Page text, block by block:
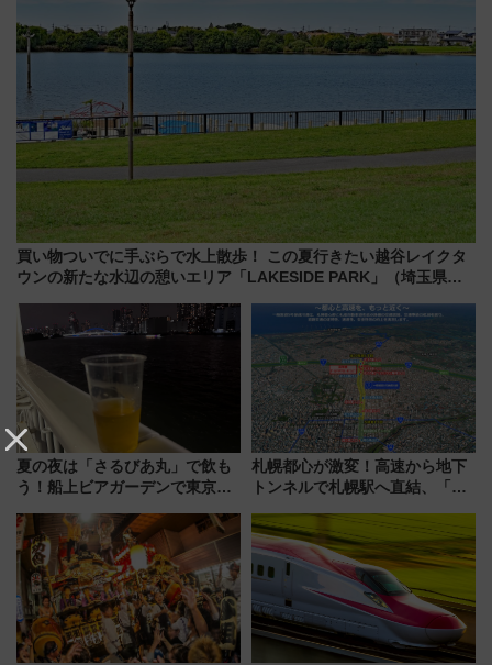
買い物ついでに手ぶらで水上散歩！ この夏行きたい越谷レイクタ
ウンの新たな水辺の憩いエリア「LAKESIDE PARK」（埼玉県越
夏の夜は「さるびあ丸」で飲も
う！船上ビアガーデンで東京湾
杯……工場直送生ビールや島グ
ルメが美味い
札幌都心が激変！高速から地下
トンネルで札幌駅へ直結、「創
から本格着工、延長4.8km整備
事業の全貌